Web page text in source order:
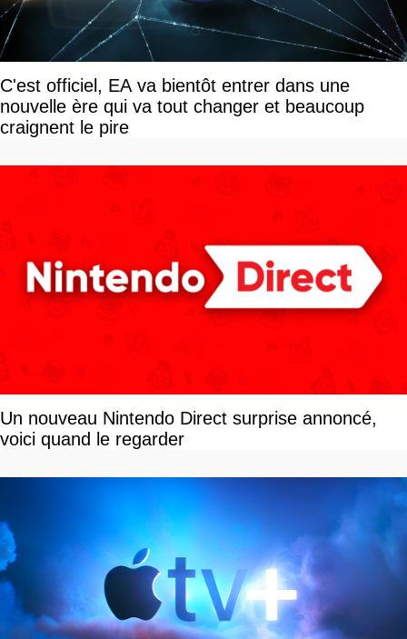
C'est officiel, EA va bientôt entrer dans une
nouvelle ère qui va tout changer et beaucoup
craignent le pire
Un nouveau Nintendo Direct surprise annoncé,
voici quand le regarder